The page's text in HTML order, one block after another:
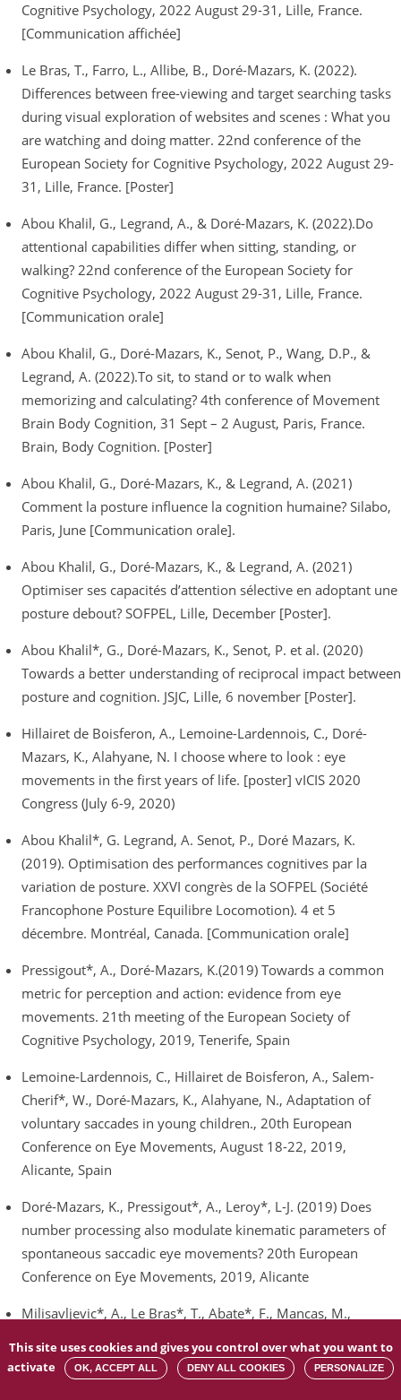
Cognitive Psychology, 2022 August 29-31, Lille, France.
[Communication affichée]
Le Bras, T., Farro, L., Allibe, B., Doré-Mazars, K. (2022).
Differences between free-viewing and target searching tasks
during visual exploration of websites and scenes : What you
are watching and doing matter. 22nd conference of the
European Society for Cognitive Psychology, 2022 August 29-
31, Lille, France. [Poster]
Abou Khalil, G., Legrand, A., & Doré-Mazars, K. (2022).Do
attentional capabilities differ when sitting, standing, or
walking? 22nd conference of the European Society for
Cognitive Psychology, 2022 August 29-31, Lille, France.
[Communication orale]
Abou Khalil, G., Doré-Mazars, K., Senot, P., Wang, D.P., &
Legrand, A. (2022).To sit, to stand or to walk when
memorizing and calculating? 4th conference of Movement
Brain Body Cognition, 31 Sept – 2 August, Paris, France.
Brain, Body Cognition. [Poster]
Abou Khalil, G., Doré-Mazars, K., & Legrand, A. (2021)
Comment la posture influence la cognition humaine? Silabo,
Paris, June [Communication orale].
Abou Khalil, G., Doré-Mazars, K., & Legrand, A. (2021)
Optimiser ses capacités d’attention sélective en adoptant une
posture debout? SOFPEL, Lille, December [Poster].
Abou Khalil*, G., Doré-Mazars, K., Senot, P. et al. (2020)
Towards a better understanding of reciprocal impact between
posture and cognition. JSJC, Lille, 6 november [Poster].
Hillairet de Boisferon, A., Lemoine-Lardennois, C., Doré-
Mazars, K., Alahyane, N. I choose where to look : eye
movements in the first years of life. [poster] vICIS 2020
Congress (July 6-9, 2020)
Abou Khalil*, G. Legrand, A. Senot, P., Doré Mazars, K.
(2019). Optimisation des performances cognitives par la
variation de posture. XXVI congrès de la SOFPEL (Société
Francophone Posture Equilibre Locomotion). 4 et 5
décembre. Montréal, Canada. [Communication orale]
Pressigout*, A., Doré-Mazars, K.(2019) Towards a common
metric for perception and action: evidence from eye
movements. 21th meeting of the European Society of
Cognitive Psychology, 2019, Tenerife, Spain
Lemoine-Lardennois, C., Hillairet de Boisferon, A., Salem-
Cherif*, W., Doré-Mazars, K., Alahyane, N., Adaptation of
voluntary saccades in young children., 20th European
Conference on Eye Movements, August 18-22, 2019,
Alicante, Spain
Doré-Mazars, K., Pressigout*, A., Leroy*, L-J. (2019) Does
number processing also modulate kinematic parameters of
spontaneous saccadic eye movements? 20th European
Conference on Eye Movements, 2019, Alicante
Milisavljevic*, A., Le Bras*, T., Abate*, F., Mancas, M.,
visual explorations between free-viewing and target finding
tasks in websites: evidence from temporal analyses of
This site uses cookies and gives you control over what you want to
activate
OK, ACCEPT ALL DENY ALL COOKIES PERSONALIZE